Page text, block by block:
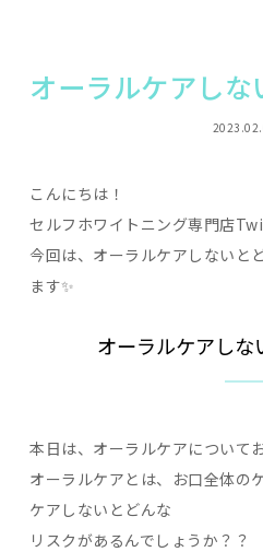
オーラルケアしな
こんにちは！
セルフホワイトニング専門店
今回は、オーラルケアしないと
ます✨
オーラルケアしな
本日は、オーラルケアについて
オーラルケアとは、お口全体の
ケアしないとどんな
リスクがあるんでしょうか？？